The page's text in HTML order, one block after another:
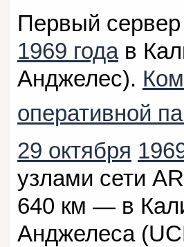
Первый
1969 годав
Анджелес).
оперативной
29 октября
узлами сети
640 км — в
Анджелеса